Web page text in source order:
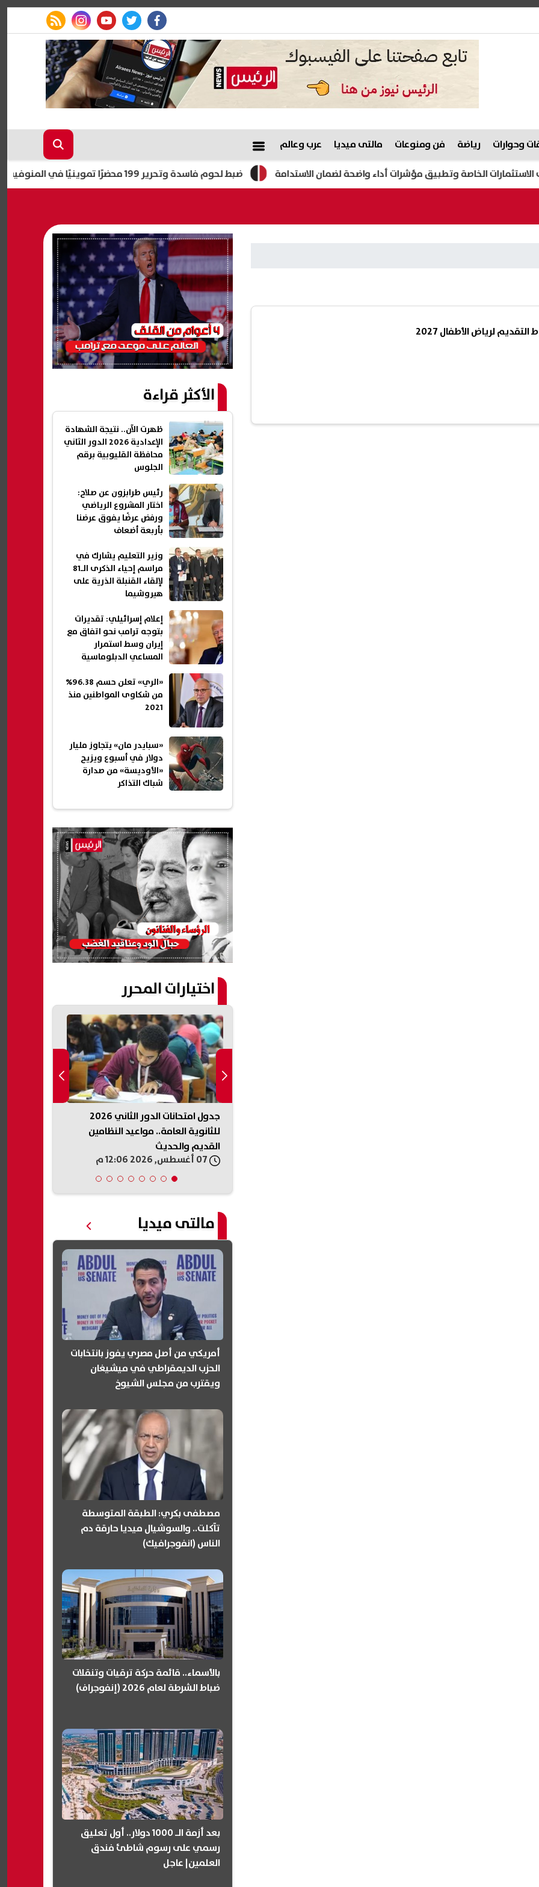
facebook
twitter
youtube
instagram
rss feed
وحوارات رياضة فن ومنوعات مالتى ميديا عرب وعالم
ضبط لحوم فاسدة وتحرير 199 محضرًا تموينيًا في المنوفية خلال يومين الخاصة وتطبيق مؤشرات أداء واضحة لضمان الاستدامة
لرياض الأطفال 2027
الأكثر قراءة
ظهرت الآن.. نتيجة الشهادة
الإعدادية 2026 الدور الثاني
محافظة القليوبية برقم
الجلوس
رئيس طرابزون عن صلاح:
اختار المشروع الرياضي
ورفض عرضًا يفوق عرضنا
بأربعة أضعاف
وزير التعليم يشارك في
مراسم إحياء الذكرى الـ81
لإلقاء القنبلة الذرية على
هيروشيما
إعلام إسرائيلي: تقديرات
بتوجه ترامب نحو اتفاق مع
إيران وسط استمرار
المساعي الدبلوماسية
«الري» تعلن حسم 96.38%
من شكاوى المواطنين منذ
2021
«سبايدر مان» يتجاوز مليار
دولار في أسبوع ويزيح
«الأوديسة» من صدارة
شباك التذاكر
اختيارات المحرر
جدول امتحانات الدور الثاني 2026
للثانوية العامة.. مواعيد النظامين
القديم والحديث
مالتى ميديا
أمريكي من أصل مصري يفوز بانتخابات
الحزب الديمقراطي في ميشيغان
ويقترب من مجلس الشيوخ
مصطفى بكري: الطبقة المتوسطة
تآكلت.. والسوشيال ميديا حارقة دم
الناس (انفوجرافيك)
بالأسماء.. قائمة حركة ترقيات وتنقلات
ضباط الشرطة لعام 2026 (إنفوجراف)
بعد أزمة الـ 1000 دولار.. أول تعليق
رسمي على رسوم شاطئ فندق
العلمين| عاجل